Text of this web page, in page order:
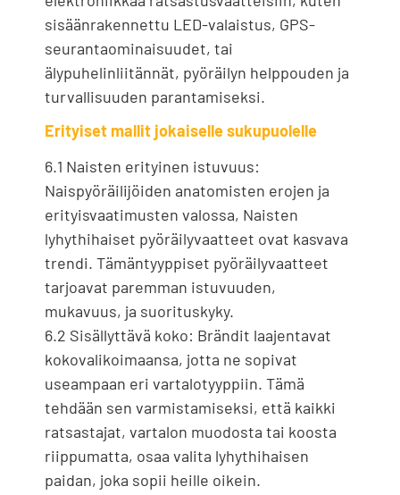
sisäänrakennettu LED-valaistus, GPS-
seurantaominaisuudet, tai
älypuhelinliitännät, pyöräilyn helppouden ja
turvallisuuden parantamiseksi.
Erityiset mallit jokaiselle sukupuolelle
6.1 Naisten erityinen istuvuus:
Naispyöräilijöiden anatomisten erojen ja
erityisvaatimusten valossa, Naisten
lyhythihaiset pyöräilyvaatteet ovat kasvava
trendi. Tämäntyyppiset pyöräilyvaatteet
tarjoavat paremman istuvuuden,
mukavuus, ja suorituskyky.
6.2 Sisällyttävä koko: Brändit laajentavat
kokovalikoimaansa, jotta ne sopivat
useampaan eri vartalotyyppiin. Tämä
tehdään sen varmistamiseksi, että kaikki
ratsastajat, vartalon muodosta tai koosta
riippumatta, osaa valita lyhythihaisen
paidan, joka sopii heille oikein.